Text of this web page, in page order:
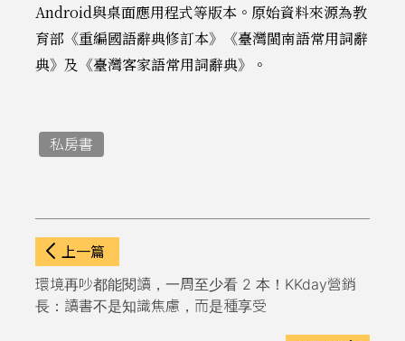
Android與桌面應用程式等版本。原始資料來源為教
育部《重編國語辭典修訂本》《臺灣閩南語常用詞辭
典》及《臺灣客家語常用詞辭典》。
私房書
上一篇
環境再吵都能閱讀，一周至少看 2 本！KKday營銷
長：讀書不是知識焦慮，而是種享受